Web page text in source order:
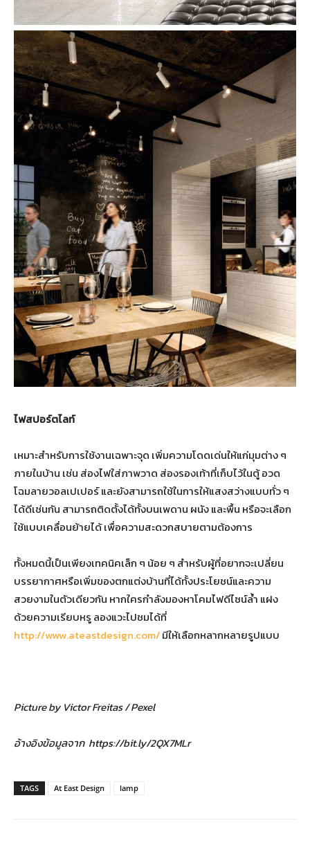
ไฟสปอร์ตไลท์
เหมาะสำหรับการใช้งานเฉพาะจุด เพิ่มความโดดเด่นให้แก่มุมต่าง ๆ
ภายในบ้าน เช่น ส่องไฟใส่ภาพวาด ส่องรองเท้าที่เก็บไว้ในตู้ อวด
โฉมลายวอลเปเปอร์ และยังสามารถใช้ในการให้แสงสว่างแบบทั่ว ๆ
ได้ดีเช่นกัน สามารถติดตั้งได้ทั้งบนเพดาน ผนัง และพื้น หรือจะเลือก
ใช้แบบเคลื่อนย้ายได้ เพื่อความสะดวกสบายตามต้องการ
ทั้งหมดนี้เป็นเพียงเทคนิคเล็ก ๆ น้อย ๆ สำหรับผู้ที่อยากจะเปลี่ยน
บรรยากาศหรือเพิ่มของตกแต่งบ้านที่ได้ทั้งประโยชน์และความ
สวยงามในตัวเดียวกัน หากใครกำลังมองหาโคมไฟดีไซน์ล้ำ แฝง
ด้วยความเรียบหรู ลองแวะไปชมได้ที่
http://www.ateastdesign.com/มีให้เลือกหลากหลายรูปแบบ
Picture by Victor Freitas / Pexel
อ้างอิงข้อมูลจาก https://bit.ly/2QX7MLr
TAGS At East Design lamp